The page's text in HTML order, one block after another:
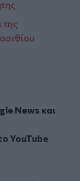
Newsκαι
YouTube